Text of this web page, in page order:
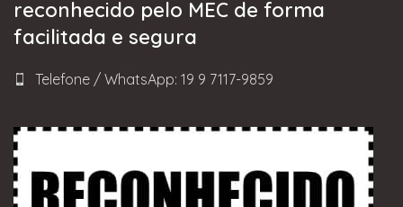
reconhecido pelo MEC de forma
facilitada e segura
Telefone / WhatsApp: 19 9 7117-9859